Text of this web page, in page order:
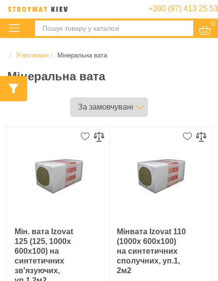
+380 (97) 413 25 53
0
Утеплювач Мінеральна вата
Мінеральна вата
Мін. вата Izovat
125 (125, 1000х
600х100) на
синтетичних
зв'язуючих,
Мінвата Izovat 110
(1000х 600х100)
на синтетичних
сполучних, уп.1,
2м2